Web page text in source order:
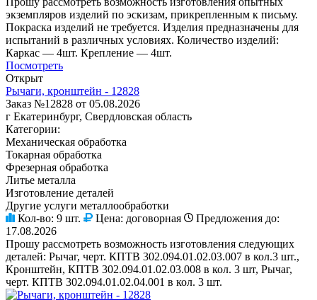
экземпляров изделий по эскизам, прикрепленным к письму.
Покраска изделий не требуется. Изделия предназначены для
испытаний в различных условиях. Количество изделий:
Каркас — 4шт. Крепление — 4шт.
Посмотреть
Открыт
Рычаги, кронштейн - 12828
Заказ №12828 от 05.08.2026
г Екатеринбург, Свердловская область
Категории:
Механическая обработка
Токарная обработка
Фрезерная обработка
Литье металла
Изготовление деталей
Другие услуги металлообработки
Кол-во: 9 шт. Цена: договорная
Предложения до:
17.08.2026
Прошу рассмотреть возможность изготовления следующих
деталей: Рычаг, черт. КПТВ 302.094.01.02.03.007 в кол.3 шт.,
Кронштейн, КПТВ 302.094.01.02.03.008 в кол. 3 шт, Рычаг,
черт. КПТВ 302.094.01.02.04.001 в кол. 3 шт.